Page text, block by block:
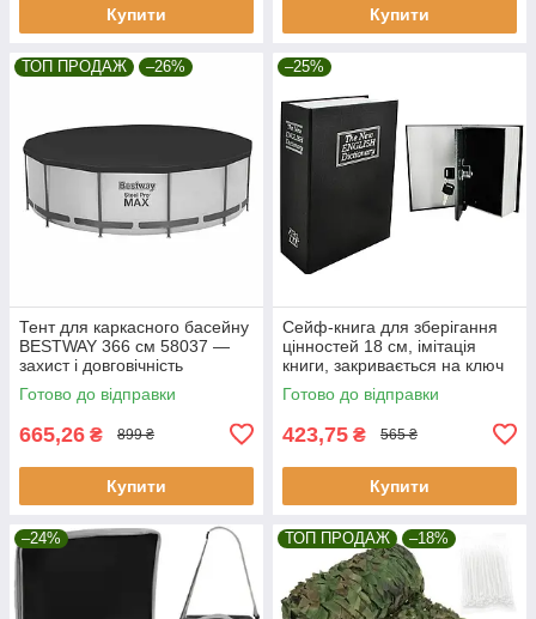
Купити Купити
ТОП ПРОДАЖ –26%
Тент для каркасного басейну
BESTWAY 366 см 58037 —
захист і довговічність
Готово до відправки
665,26 ₴ 899 ₴
Купити
–25%
Сейф-книга для зберігання
цінностей 18 см, імітація
книги, закривається на ключ
Malatec 6148
Готово до відправки
423,75 ₴ 565 ₴
Купити
–24% ТОП ПРОДАЖ –18%